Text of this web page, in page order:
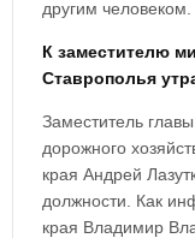
другим человеком.
К заместителю
Ставрополья
Заместитель
дорожного
края Андрей
должности. Как
края Владимир